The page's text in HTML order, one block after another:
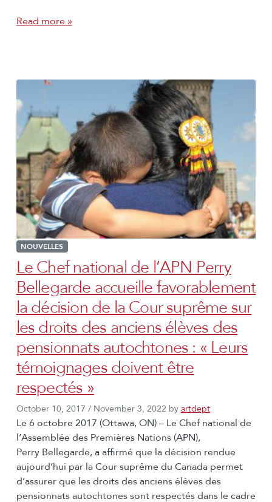
Read more »
NOUVELLES
Le Chef national de l’APN Perry
Bellegarde accueille favorablement
la décision de la Cour suprême sur
les droits des anciens élèves des
pensionnats autochtones : « Leurs
témoignages doivent être
respectés »
October 10, 2017 / November 3, 2022 by artdept
Le 6 octobre 2017 (Ottawa, ON) – Le Chef national de
l’Assemblée des Premières Nations (APN),
Perry Bellegarde, a affirmé que la décision rendue
aujourd’hui par la Cour suprême du Canada permet
d’assurer que les droits des anciens élèves des
pensionnats autochtones sont respectés dans le cadre